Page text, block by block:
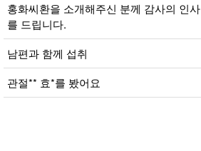
홍화씨환을 소개해주신 분께 감사의 인사
를 드립니다.
남편과 함께 섭취
관절** 효*를 봤어요